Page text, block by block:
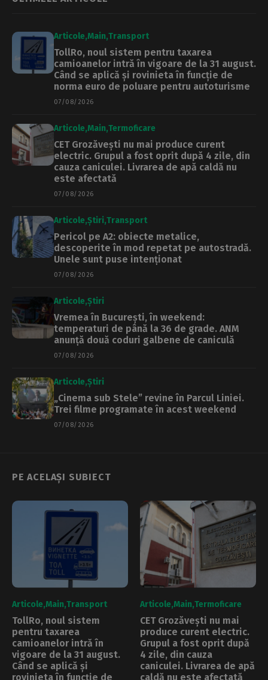
Articole Main Transport
TollRo, noul sistem pentru taxarea
camioanelor intră în vigoare de la 31 august.
Când se aplică și rovinieta în funcție de
norma euro de poluare pentru autoturisme
07/08/2026
Articole Main Termoficare
CET Grozăvești nu mai produce curent
electric. Grupul a fost oprit după 4 zile, din
cauza caniculei. Livrarea de apă caldă nu
este afectată
07/08/2026
Articole Știri Transport
Pericol pe A2: obiecte metalice,
descoperite în mod repetat pe autostradă.
Unele sunt puse intenționat
07/08/2026
Articole Știri
Vremea în București, în weekend:
temperaturi de până la 36 de grade. ANM
anunță două coduri galbene de caniculă
07/08/2026
Articole Știri
„Cinema sub Stele” revine în Parcul Liniei.
Trei filme programate în acest weekend
07/08/2026
PE ACELAȘI SUBIECT
Articole Main Transport
TollRo, noul sistem
pentru taxarea
camioanelor intră în
vigoare de la 31 august.
Când se aplică și
rovinieta în funcție de
Articole Main Termoficare
CET Grozăvești nu mai
produce curent electric.
Grupul a fost oprit după
4 zile, din cauza
caniculei. Livrarea de apă
caldă nu este afectată